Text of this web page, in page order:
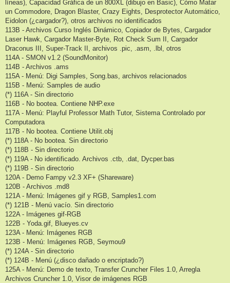
líneas), Capacidad Gráfica de un 800XL (dibujo en Basic), Cómo Matar
un Commodore, Dragon Blaster, Crazy Eights, Desprotector Automático,
Eidolon (¿cargador?), otros archivos no identificados
113B - Archivos Curso Inglés Dinámico, Copiador de Bytes, Cargador
Laser Hawk, Cargador Master-Byte, Rot Check Sum II, Cargador
Draconus III, Super-Track II, archivos .pic, .asm, .lbl, otros
114A - SMON v1.2 (SoundMonitor)
114B - Archivos .ams
115A - Menú: Digi Samples, Song.bas, archivos relacionados
115B - Menú: Samples de audio
(*) 116A - Sin directorio
116B - No bootea. Contiene NHP.exe
117A - Menú: Playful Professor Math Tutor, Sistema Controlado por
Computadora
117B - No bootea. Contiene Utilit.obj
(*) 118A - No bootea. Sin directorio
(*) 118B - Sin directorio
(*) 119A - No identificado. Archivos .ctb, .dat, Dycper.bas
(*) 119B - Sin directorio
120A - Demo Fampy v2.3 XF+ (Shareware)
120B - Archivos .md8
121A - Menú: Imágenes gif y RGB, Samples1.com
(*) 121B - Menú vacío. Sin directorio
122A - Imágenes gif-RGB
122B - Yoda.gif, Blueyes.cv
123A - Menú: Imágenes RGB
123B - Menú: Imágenes RGB, Seymou9
(*) 124A - Sin directorio
(*) 124B - Menú (¿disco dañado o encriptado?)
125A - Menú: Demo de texto, Transfer Cruncher Files 1.0, Arregla
Archivos Cruncher 1.0, Visor de imágenes RGB